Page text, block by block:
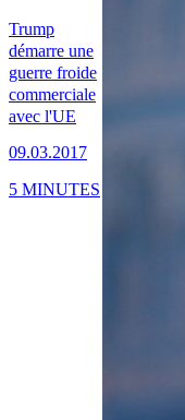
Trump
démarre une
guerre froide
commerciale
avec l'UE
09.03.2017
5 MINUTES